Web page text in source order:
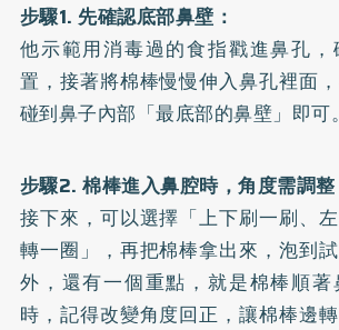
步驟1. 先確認底部鼻壁：
他示範用消毒過的食指戳進鼻孔
置，接著將棉棒慢慢伸入鼻孔裡面
碰到鼻子內部「最底部的鼻壁」即可。
步驟2. 棉棒進入鼻腔時，角度需調整
接下來，可以選擇「上下刷一刷、
轉一圈」，再把棉棒拿出來，泡到
外，還有一個重點，就是棉棒順
時，記得改變角度回正，讓棉棒邊